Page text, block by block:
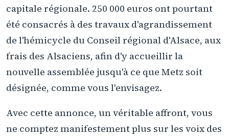
capitale régionale. 250 000 euros ont pourtant
été consacrés à des travaux d'agrandissement
de l'hémicycle du Conseil régional d'Alsace, aux
frais des Alsaciens, afin d'y accueillir la
nouvelle assemblée jusqu'à ce que Metz soit
désignée, comme vous l'envisagez.
Avec cette annonce, un véritable affront, vous
ne comptez manifestement plus sur les voix des